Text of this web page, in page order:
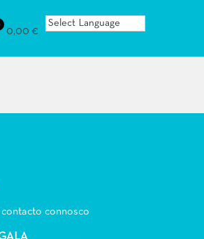
0,00 €
contacto connosco